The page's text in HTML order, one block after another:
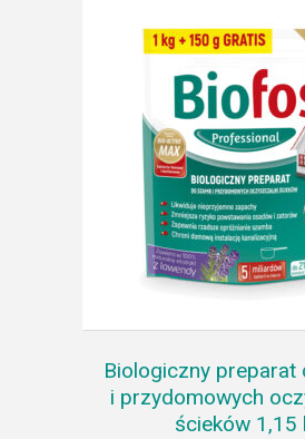
Biologiczny preparat
i przydomowych
ścieków 1,15